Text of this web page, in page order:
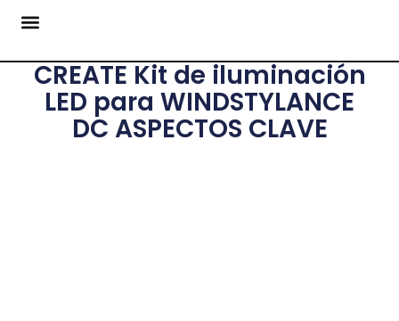
CREATE Kit de iluminación
LED para WINDSTYLANCE
DC ASPECTOS CLAVE